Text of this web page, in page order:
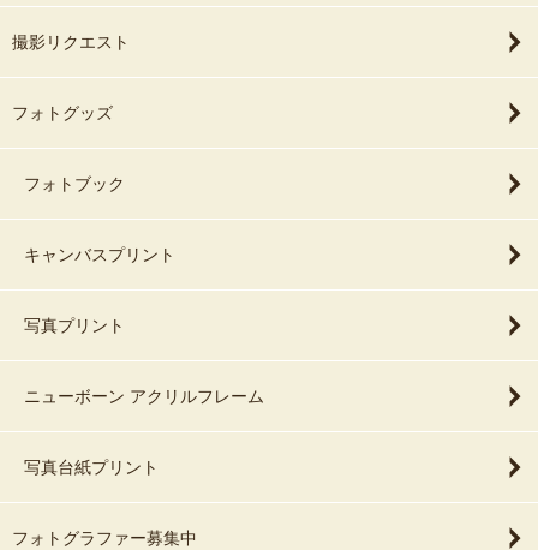
撮影リクエスト
フォトグッズ
フォトブック
キャンバスプリント
写真プリント
ニューボーン アクリルフレーム
写真台紙プリント
フォトグラファー募集中